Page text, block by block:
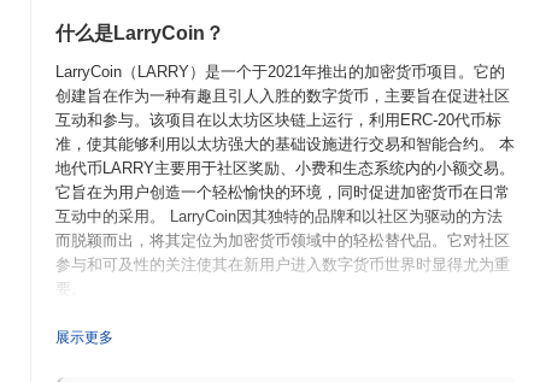
什么是LarryCoin？
LarryCoin（LARRY）是一个于2021年推出的加密货币项目。它的
创建旨在作为一种有趣且引人入胜的数字货币，主要旨在促进社区
互动和参与。该项目在以太坊区块链上运行，利用ERC-20代币标
准，使其能够利用以太坊强大的基础设施进行交易和智能合约。 本
地代币LARRY主要用于社区奖励、小费和生态系统内的小额交易。
它旨在为用户创造一个轻松愉快的环境，同时促进加密货币在日常
互动中的采用。 LarryCoin因其独特的品牌和以社区为驱动的方法
而脱颖而出，将其定位为加密货币领域中的轻松替代品。它对社区
参与和可及性的关注使其在新用户进入数字货币世界时显得尤为重
要。
LarryCoin是何时以及如何开始的？
展示更多